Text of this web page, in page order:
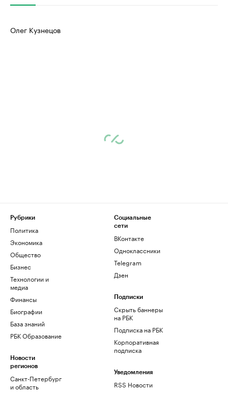
Олег Кузнецов
Рубрики
Политика
Экономика
Общество
Бизнес
Технологии и
медиа
Финансы
Биографии
База знаний
РБК Образование
Новости
регионов
Санкт-Петербург
и область
Социальные
сети
ВКонтакте
Одноклассники
Telegram
Дзен
Подписки
Скрыть баннеры
на РБК
Подписка на РБК
Корпоративная
подписка
Уведомления
RSS Новости